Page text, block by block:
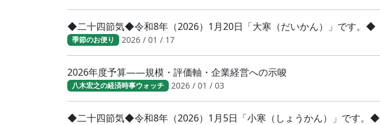
◆二十四節気◆令和8年（2026）1月20日「大寒（だいかん）」です。◆
季節のお便り 2026 / 01 / 17
2026年度予算――規模・評価軸・企業経営への示唆
八木宏之の経済時事ウォッチ 2026 / 01 / 03
◆二十四節気◆令和8年（2026）1月5日「小寒（しょうかん）」です。◆